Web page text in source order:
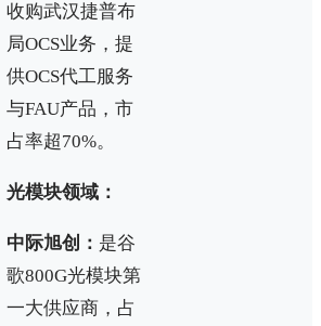
收购武汉捷普布
局OCS业务，提
供OCS代工服务
与FAU产品，市
占率超70%。
光模块领域：
中际旭创： 是谷
歌800G光模块第
一大供应商，占